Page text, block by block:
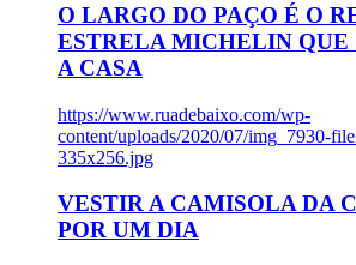
O LARGO DO PAÇO É O
ESTRELA MICHELIN QUE
A CASA
https://www.ruadebaixo.com/wp-
content/uploads/2020/07/img_7930-
335x256.jpg
VESTIR A CAMISOLA DA
POR UM DIA